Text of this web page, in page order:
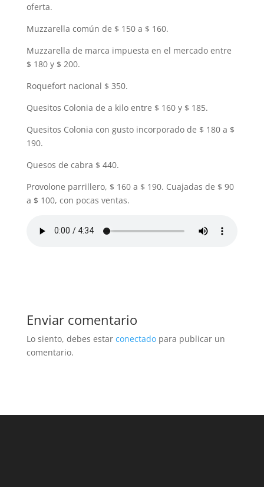
oferta.
Muzzarella común de $ 150 a $ 160.
Muzzarella de marca impuesta en el mercado entre
$ 180 y $ 200.
Roquefort nacional $ 350.
Quesitos Colonia de a kilo entre $ 160 y $ 185.
Quesitos Colonia con gusto incorporado de $ 180 a $
190.
Quesos de cabra $ 440.
Provolone parrillero, $ 160 a $ 190. Cuajadas de $ 90
a $ 100, con pocas ventas.
Enviar comentario
Lo siento, debes estar conectadopara publicar un
comentario.